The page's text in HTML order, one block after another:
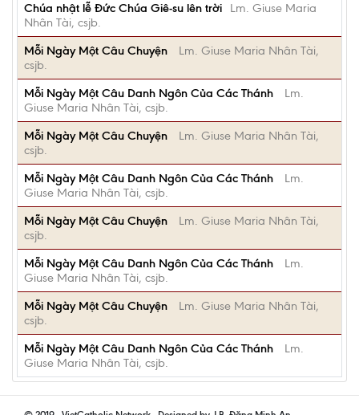
Chúa nhật lễ Đức Chúa Giê-su lên trời
Lm. Giuse Maria
Nhân Tài, csjb.
Mỗi Ngày Một Câu Chuyện
Lm. Giuse Maria Nhân Tài,
csjb.
Mỗi Ngày Một Câu Danh Ngôn Của Các Thánh
Lm.
Giuse Maria Nhân Tài, csjb.
Mỗi Ngày Một Câu Chuyện
Lm. Giuse Maria Nhân Tài,
csjb.
Mỗi Ngày Một Câu Danh Ngôn Của Các Thánh
Lm.
Giuse Maria Nhân Tài, csjb.
Mỗi Ngày Một Câu Chuyện
Lm. Giuse Maria Nhân Tài,
csjb.
Mỗi Ngày Một Câu Danh Ngôn Của Các Thánh
Lm.
Giuse Maria Nhân Tài, csjb.
Mỗi Ngày Một Câu Chuyện
Lm. Giuse Maria Nhân Tài,
csjb.
Mỗi Ngày Một Câu Danh Ngôn Của Các Thánh
Lm.
Giuse Maria Nhân Tài, csjb.